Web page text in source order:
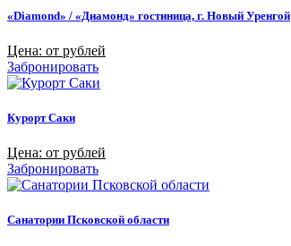
«Diamond» / «Диамонд» гостиница, г. Новый Уренгой
Цена: от рублей
Забронировать
Курорт Саки
Цена: от рублей
Забронировать
Санатории Псковской области